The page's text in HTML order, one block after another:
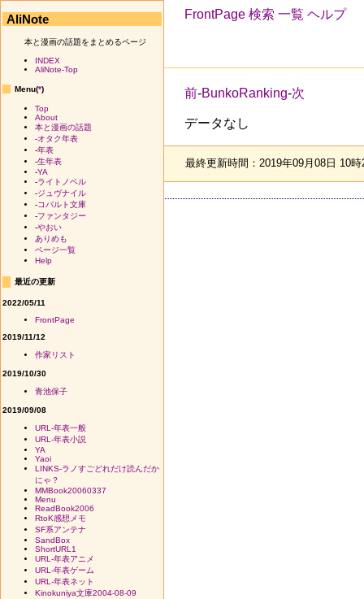
FrontPage 検索 一覧 ヘルプ
前-BunkoRanking-次
データなし
最終更新時間：2019年09月08日 10
AliNote
本と漫画の話題をまとめるページ
INDEX
AliNote-Top
Menu(*)
Top
About
本と漫画の話題
-オタク年表
-年表
-生年表
-YA
-ライトノベル
-ジュヴナイル
-コバルト文庫
-ファンタジー
-やおい
ありめも
ページ一覧
Help
最近の更新
2022/05/11
FrontPage
2019/11/12
作家リスト
2019/10/30
青池保子
2019/09/08
URL-年表一般
URL-年表小説
YA
Yaoi
LINKS-ラノすごどれだけ読んだか
にゃ？
MMBook20060337
Menu
ReadBook2006
RtoK感想メモ
SF系アンテナ
SandBox
ShortURL1
URL-年表アニメ
URL-年表ゲーム
URL-年表ネット
Kinokuniya文庫2004-08-09